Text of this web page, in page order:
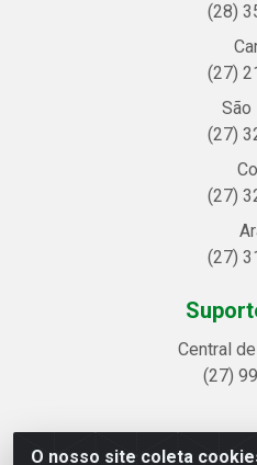
O nosso site coleta
(28)
(27)
São
(27)
(27)
(27)
Central
(27)